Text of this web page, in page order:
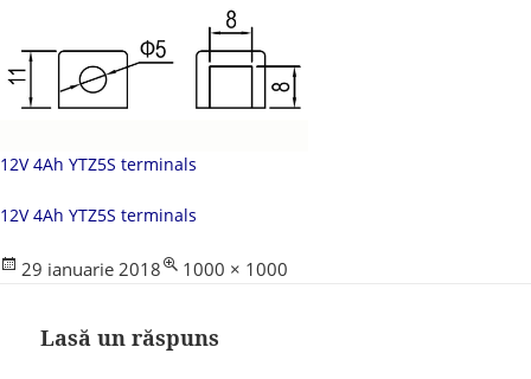
12V 4Ah YTZ5S terminals
12V 4Ah YTZ5S terminals
Posted
29 ianuarie 2018
Full
1000 × 1000
Lasă un răspuns